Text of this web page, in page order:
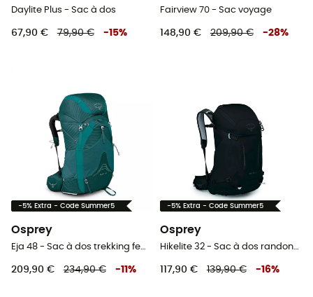
Daylite Plus - Sac à dos
67,90 € 79,90 € -15%
Fairview 70 - Sac voyage
148,90 € 209,90 € -28%
-5% Extra - Code Summer5
Osprey
Eja 48 - Sac à dos trekking femme
209,90 € 234,90 € -11 %
-5% Extra - Code Summer5
Osprey
Hikelite 32 - Sac à dos randonnée
117,90 € 139,90 € -16%